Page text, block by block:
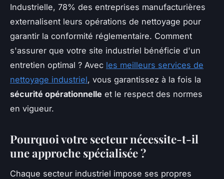
Industrielle, 78% des entreprises manufacturières
externalisent leurs opérations de nettoyage pour
garantir la conformité réglementaire. Comment
s'assurer que votre site industriel bénéficie d'un
entretien optimal ? Avec les meilleurs services de
nettoyage industriel, vous garantissez à la fois la
sécurité opérationnelle et le respect des normes
en vigueur.
Pourquoi votre secteur nécessite-t-il
une approche spécialisée ?
Chaque secteur industriel impose ses propres